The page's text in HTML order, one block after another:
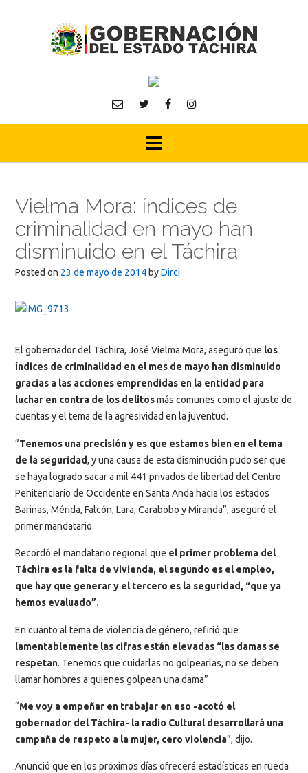
Vielma Mora: índices de
criminalidad en mayo han
disminuido en el Táchira
Posted on 23 de mayo de 2014 byDirci
El gobernador del Táchira, José Vielma Mora, aseguró que los
índices de criminalidad en el mes de mayo han disminuido
gracias a las acciones emprendidas en la entidad para
luchar en contra de los delitosmás comunes como el ajuste de
cuentas y el tema de la agresividad en la juventud.
“Tenemos una precisión y es que estamos bien en el tema
de la seguridad, y una causa de esta disminución pudo ser que
se haya logrado sacar a mil 441 privados de libertad del Centro
Penitenciario de Occidente en Santa Anda hacia los estados
Barinas, Mérida, Falcón, Lara, Carabobo y Miranda”, aseguró el
primer mandatario.
Recordó el mandatario regional que el primer problema del
Táchira es la falta de vivienda, el segundo es el empleo,
que hay que generar y el tercero es la seguridad, “que ya
hemos evaluado”.
En cuanto al tema de violencia de género, refirió que
lamentablemente las cifras están elevadas “las damas se
respetan. Tenemos que cuidarlas no golpearlas, no se deben
llamar hombres a quienes golpean una dama”
“Me voy a empeñar en trabajar en eso -acotó el
gobernador del Táchira- la radio Cultural desarrollará una
campaña de respeto a la mujer, cero violencia”, dijo.
Anunció que en los próximos días ofrecerá estadísticas en rueda